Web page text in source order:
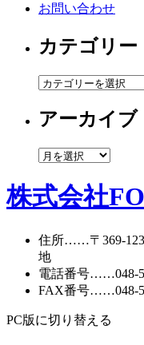
お問い合わせ
カテゴリー
カ
ゴ
ー
アーカイブ
ア
カ
イ
株式会社
住所……〒369-
地
電話番号……048-
FAX番号……048-
PC版に切り替える